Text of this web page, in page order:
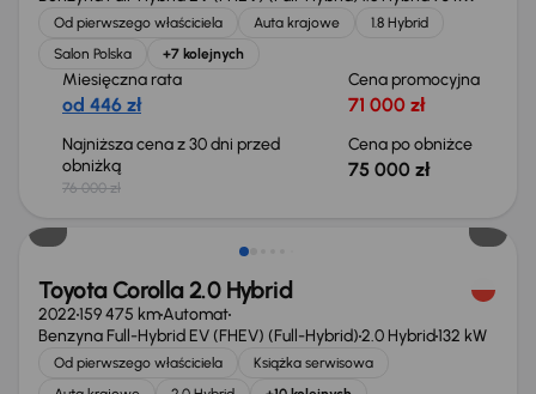
Od pierwszego właściciela Auta krajowe
1.8 Hybrid
Salon Polska
+7 kolejnych
Miesięczna rata
od 446 zł
Cena promocyjna
71 000 zł
Najniższa cena z 30 dni przed
obniżką
76 000 zł
Cena po obniżce
75 000 zł
Świeżo skupione
Toyota Corolla 2.0 Hybrid
2022159 475 kmAutomat
Benzyna Full-Hybrid EV (FHEV) (Full-Hybrid)2.0 Hybrid132 kW
Od pierwszego właściciela
Książka serwisowa